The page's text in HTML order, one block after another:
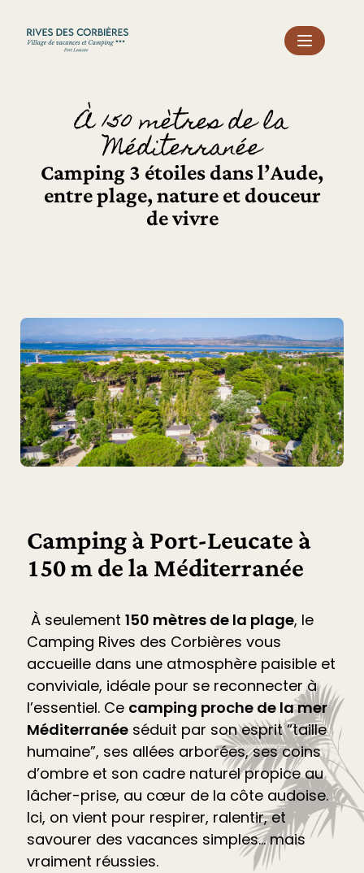
À 150 mètres de la
Méditerranée
Camping 3 étoiles dans l’Aude,
entre plage, nature et douceur
de vivre
Camping à Port-Leucate à
150 m de la Méditerranée
À seulement150 mètres de la plage, le
Camping Rives des Corbières vous
accueille dans une atmosphère paisible et
conviviale, idéale pour se reconnecter à
l’essentiel. Ce camping proche de la mer
Méditerranée séduit par son esprit “taille
humaine”, ses allées arborées, ses coins
d’ombre et son cadre naturel propice au
lâcher-prise, au cœur de la côte audoise.
Ici, on vient pour respirer, ralentir, et
savourer des vacances simples… mais
vraiment réussies.